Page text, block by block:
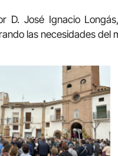
D. José Ignacio
las necesidades del